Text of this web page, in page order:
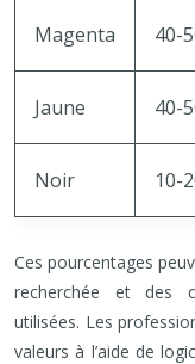
Magenta 40-
Jaune 40-
Noir 10-
Ces pourcentages
recherchée et des
utilisées. Les
valeurs à l’aide de